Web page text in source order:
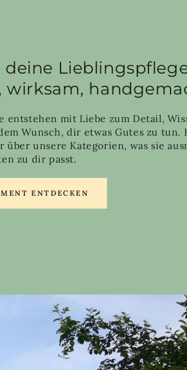
deine
wirksam,
entstehen mit Liebe zum Detail,
Wunsch, dir etwas Gutes zu tun.
über unsere Kategorien, was sie
zu dir passt.
ENTDECKEN